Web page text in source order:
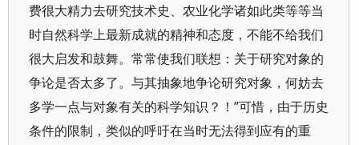
费很大精力去研究技术史、农业化学诸如此类等等当
时自然科学上最新成就的精神和态度，不能不给我们
很大启发和鼓舞。常常使我们联想：关于研究对象的
争论是否太多了。与其抽象地争论研究对象，何妨去
多学一点与对象有关的科学知识？！”可惜，由于历史
条件的限制，类似的呼吁在当时无法得到应有的重